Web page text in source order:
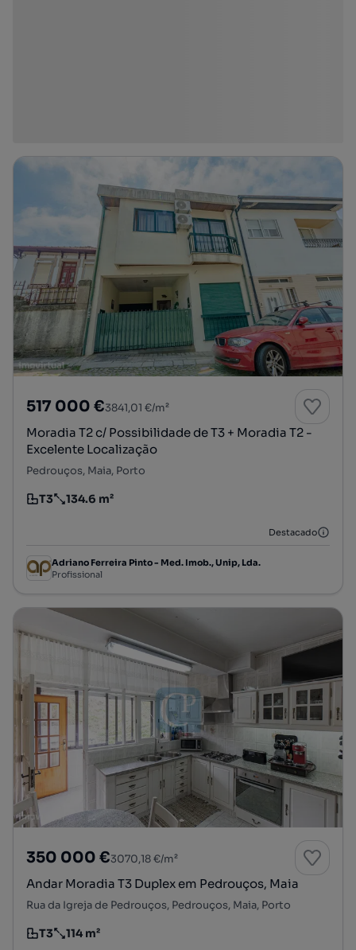
517 000 €3841,01 €/m²
Moradia T2 c/ Possibilidade de T3 + Moradia T2 -
Excelente Localização
Pedrouços, Maia, Porto
Tipologia
T3
Preço por metro quadrado
134.6 m²
Destacado
Adriano Ferreira Pinto - Med. Imob., Unip, Lda.
Profissional
350 000 €3070,18 €/m²
Andar Moradia T3 Duplex em Pedrouços, Maia
Rua da Igreja de Pedrouços, Pedrouços, Maia, Porto
Tipologia
T3
Preço por metro quadrado
114 m²